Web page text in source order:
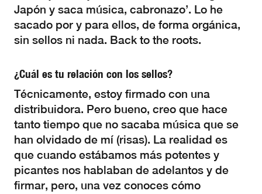
Japón y saca música, cabronazo’. Lo he
sacado por y para ellos, de forma orgánica,
sin sellos ni nada. Back to the roots.
¿Cuál es tu relación con los sellos?
Técnicamente, estoy firmado con una
distribuidora. Pero bueno, creo que hace
tanto tiempo que no sacaba música que se
han olvidado de mí (risas). La realidad es
que cuando estábamos más potentes y
picantes nos hablaban de adelantos y de
firmar, pero, una vez conoces cómo